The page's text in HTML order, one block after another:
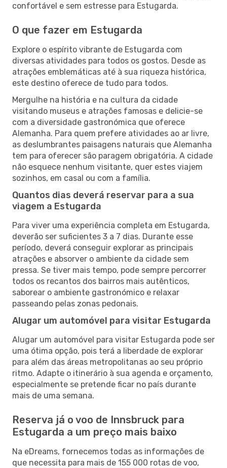
confortável e sem estresse para Estugarda.
O que fazer em Estugarda
Explore o espírito vibrante de Estugarda com
diversas atividades para todos os gostos. Desde as
atrações emblemáticas até à sua riqueza histórica,
este destino oferece de tudo para todos.
Mergulhe na história e na cultura da cidade
visitando museus e atrações famosas e delicie-se
com a diversidade gastronómica que oferece
Alemanha. Para quem prefere atividades ao ar livre,
as deslumbrantes paisagens naturais que Alemanha
tem para oferecer são paragem obrigatória. A cidade
não esquece nenhum visitante, quer estes viajem
sozinhos, em casal ou com a família.
Quantos dias deverá reservar para a sua
viagem a Estugarda
Para viver uma experiência completa em Estugarda,
deverão ser suficientes 3 a 7 dias. Durante esse
período, deverá conseguir explorar as principais
atrações e absorver o ambiente da cidade sem
pressa. Se tiver mais tempo, pode sempre percorrer
todos os recantos dos bairros mais autênticos,
saborear o ambiente gastronómico e relaxar
passeando pelas zonas pedonais.
Alugar um automóvel para visitar Estugarda
Alugar um automóvel para visitar Estugarda pode ser
uma ótima opção, pois terá a liberdade de explorar
para além das áreas metropolitanas ao seu próprio
ritmo. Adapte o itinerário à sua agenda e orçamento,
especialmente se pretende ficar no país durante
mais de uma semana.
Reserva já o voo de Innsbruck para
Estugarda a um preço mais baixo
Na eDreams, fornecemos todas as informações de
que necessita para mais de 155 000 rotas de voo,